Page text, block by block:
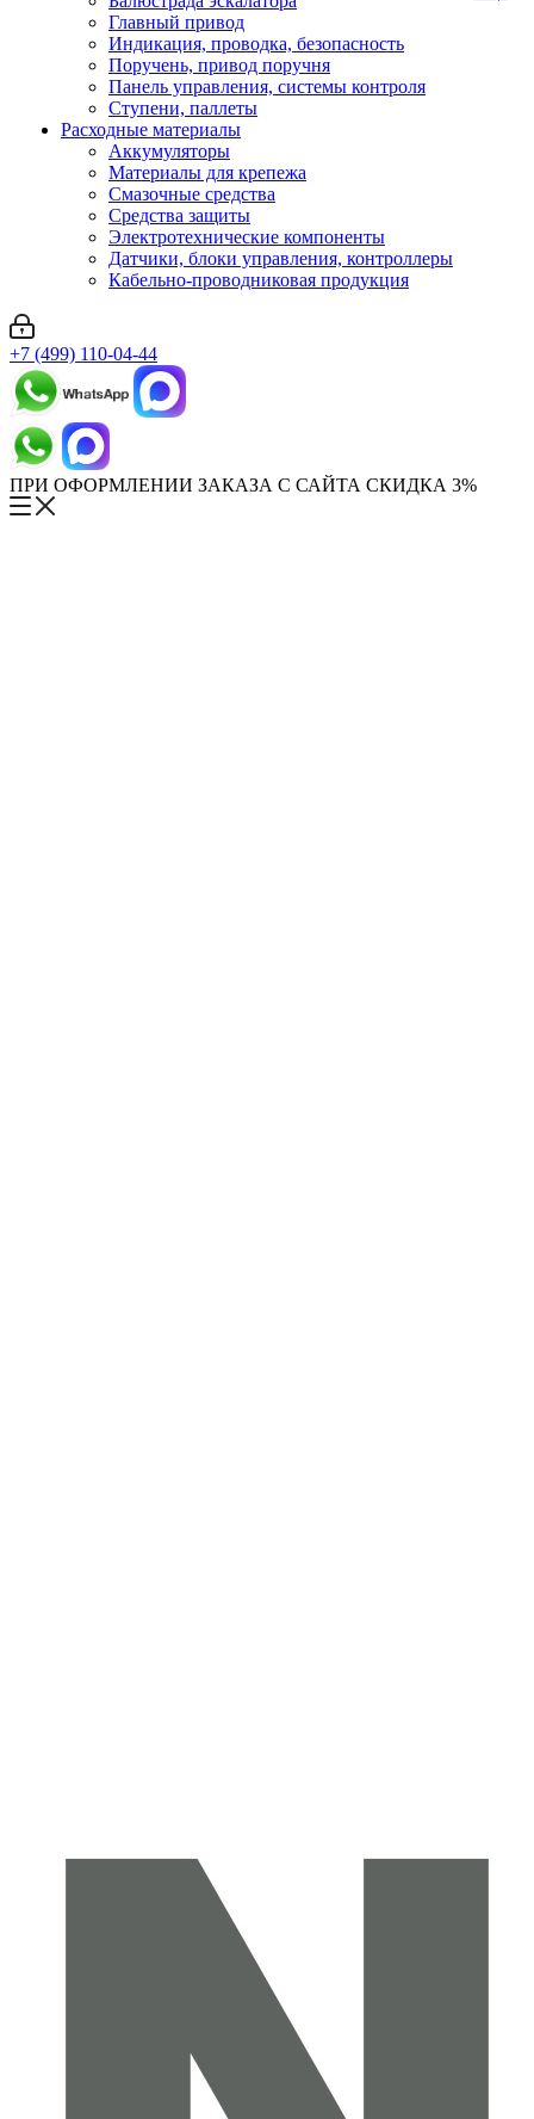
Главный привод
Индикация, проводка, безопасность
Поручень, привод поручня
Панель управления, системы контроля
Ступени, паллеты
Расходные материалы
Аккумуляторы
Материалы для крепежа
Смазочные средства
Средства защиты
Электротехнические компоненты
Датчики, блоки управления, контроллеры
Кабельно-проводниковая продукция
+7 (499) 110-04-44
ПРИ ОФОРМЛЕНИИ ЗАКАЗА С САЙТА СКИДКА 3%